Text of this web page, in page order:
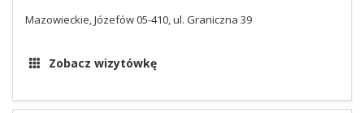
Mazowieckie, Józefów 05-410, ul. Graniczna 39
Zobacz wizytówkę